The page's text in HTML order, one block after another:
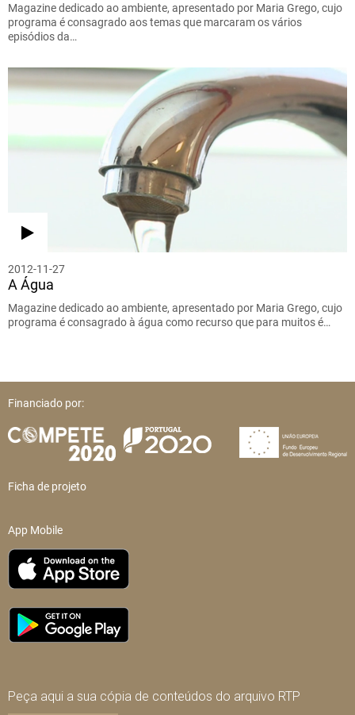
Magazine dedicado ao ambiente, apresentado por Maria Grego, cujo
programa é consagrado aos temas que marcaram os vários
episódios da…
2012-11-27
A Água
Magazine dedicado ao ambiente, apresentado por Maria Grego, cujo
programa é consagrado à água como recurso que para muitos é…
Financiado por:
Ficha de projeto
App Mobile
Peça aqui a sua cópia de conteúdos do arquivo RTP